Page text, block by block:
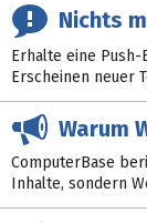
Nichts
Erhalte eine
Erscheinen neuer
Warum
ComputerBase
Inhalte, sondern